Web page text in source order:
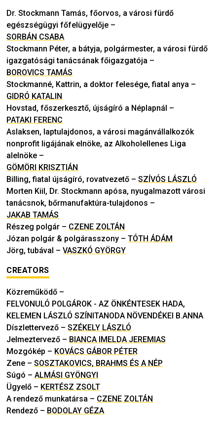
Dr. Stockmann Tamás, főorvos, a városi fürdő
egészségügyi főfelügyelője –
SORBÁN CSABA
Stockmann Péter, a bátyja, polgármester, a városi fürdő
igazgatósági tanácsának főigazgatója –
BOROVICS TAMÁS
Stockmanné, Kattrin, a doktor felesége, fiatal anya –
GIDRÓ KATALIN
Hovstad, főszerkesztő, újságíró a Néplapnál –
PATAKI FERENC
Aslaksen, laptulajdonos, a városi magánvállalkozók
nonprofit ligájának elnöke, az Alkoholellenes Liga
alelnöke –
GÖMÖRI KRISZTIÁN
Billing, fiatal újságíró, rovatvezető –SZÍVÓS LÁSZLÓ
Morten Kiil, Dr. Stockmann apósa, nyugalmazott városi
tanácsnok, bőrmanufaktúra-tulajdonos –
JAKAB TAMÁS
Részeg polgár – CZENE ZOLTÁN
Józan polgár & polgárasszony –TÓTH ÁDÁM
Jörg, tubával –VASZKÓ GYÖRGY
CREATORS
Közreműködő –
FELVONULÓ POLGÁROK - AZ ÖNKÉNTESEK HADA,
KELEMEN LÁSZLÓ SZÍNITANODA NÖVENDÉKEI B.ANNA
Díszlettervező –SZÉKELY LÁSZLÓ
Jelmeztervező – BIANCA IMELDA JEREMIAS
Mozgókép – KOVÁCS GÁBOR PÉTER
Zene –SOSZTAKOVICS, BRAHMS ÉS A NÉP
Súgó –ALMÁSI GYÖNGYI
Ügyelő – KERTÉSZ ZSOLT
A rendező munkatársa – CZENE ZOLTÁN
Rendező – BODOLAY GÉZA